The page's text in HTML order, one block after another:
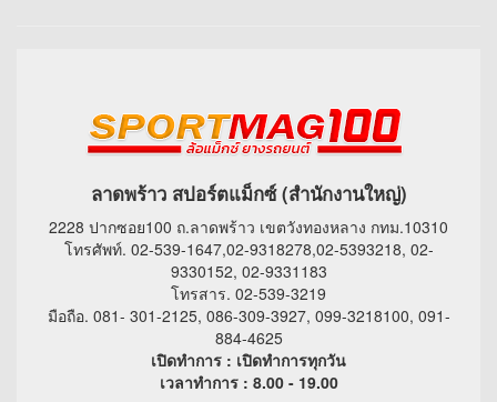
ลาดพร้าว สปอร์ตแม็กซ์ (สำนักงานใหญ่)
2228 ปากซอย100 ถ.ลาดพร้าว เขตวังทองหลาง กทม.10310
โทรศัพท์. 02-539-1647,02-9318278,02-5393218, 02-
9330152, 02-9331183
โทรสาร. 02-539-3219
มือถือ. 081- 301-2125, 086-309-3927, 099-3218100, 091-
884-4625
เปิดทำการ : เปิดทำการทุกวัน
เวลาทำการ : 8.00 - 19.00